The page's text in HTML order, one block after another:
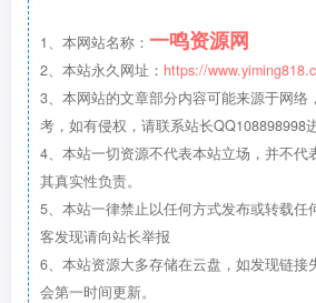
1、本网站名称： 一鸣资源网
2、本站永久网址： https://
3、本网站的文章部分内容可能来源于网络
考，如有侵权，请联系站长QQ108898998
4、本站一切资源不代表本站立场，并不代
其真实性负责。
5、本站一律禁止以任何方式发布或转载任
客发现请向站长举报
6、本站资源大多存储在云盘，如发现链接
会第一时间更新。